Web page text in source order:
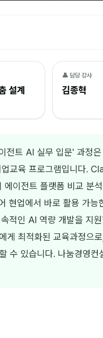
설계
👤 담당 강사
김종혁
전트 AI 실무 입문' 과정
교육 프로그램입니다.
이전트 플랫폼 비교 분
현업에서 바로 활용 가
적인 AI 역량 개발을 지
게 최적화된 교육과정으
수 있습니다. 나눔경영